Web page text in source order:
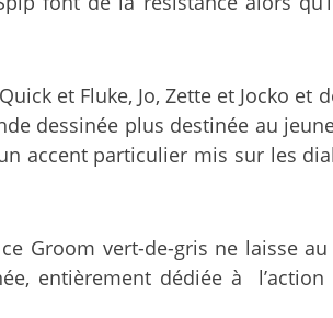
et Fluke, Jo, Zette et Jocko
dessinée plus destinée au
accent particulier mis sur les
Groom vert-de-gris ne laisse
entièrement dédiée à